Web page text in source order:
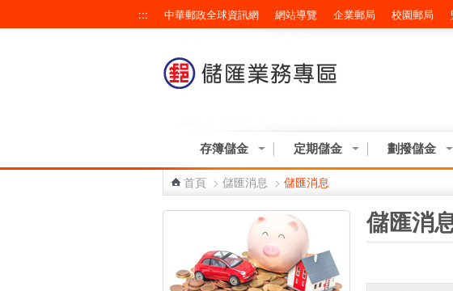
::: 中華郵政全球資訊網 網站導覽 企業郵局 校園郵局
存簿儲金 定期儲金 劃撥儲金
首頁 > 儲匯消息 > 儲匯消息
儲匯消